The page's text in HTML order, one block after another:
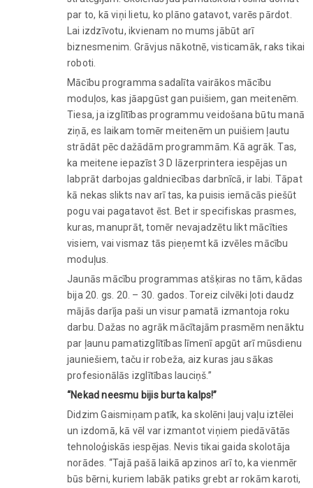
par to, kā viņi lietu, ko plāno gatavot, varēs pārdot.
Lai izdzīvotu, ikvienam no mums jābūt arī
biznesmenim. Grāvjus nākotnē, visticamāk, raks tikai
roboti.
Mācību programma sadalīta vairākos mācību
moduļos, kas jāapgūst gan puišiem, gan meitenēm.
Tiesa, ja izglītības programmu veidošana būtu manā
ziņā, es laikam tomēr meitenēm un puišiem ļautu
strādāt pēc dažādām programmām. Kā agrāk. Tas,
ka meitene iepazīst 3 D lāzerprintera iespējas un
labprāt darbojas galdniecības darbnīcā, ir labi. Tāpat
kā nekas slikts nav arī tas, ka puisis iemācās piešūt
pogu vai pagatavot ēst. Bet ir specifiskas prasmes,
kuras, manuprāt, tomēr nevajadzētu likt mācīties
visiem, vai vismaz tās pieņemt kā izvēles mācību
moduļus.
Jaunās mācību programmas atšķiras no tām, kādas
bija 20. gs. 20. – 30. gados. Toreiz cilvēki ļoti daudz
mājās darīja paši un visur pamatā izmantoja roku
darbu. Dažas no agrāk mācītajām prasmēm nenāktu
par ļaunu pamatizglītības līmenī apgūt arī mūsdienu
jauniešiem, taču ir robeža, aiz kuras jau sākas
profesionālās izglītības lauciņš.”
“Nekad neesmu bijis burta kalps!”
Didzim Gaismiņam patīk, ka skolēni ļauj vaļu iztēlei
un izdomā, kā vēl var izmantot viņiem piedāvātās
tehnoloģiskās iespējas. Nevis tikai gaida skolotāja
norādes. “Tajā pašā laikā apzinos arī to, ka vienmēr
būs bērni, kuriem labāk patiks grebt ar rokām karoti,